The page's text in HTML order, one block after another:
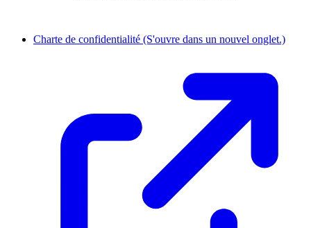
Charte de confidentialité (S'ouvre dans un nouvel onglet.)